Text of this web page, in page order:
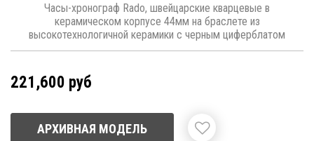
Часы-хронограф Rado, швейцарские кварцевые в
керамическом корпусе 44мм на браслете из
высокотехнологичной керамики с черным циферблатом
221,600 руб
АРХИВНАЯ МОДЕЛЬ